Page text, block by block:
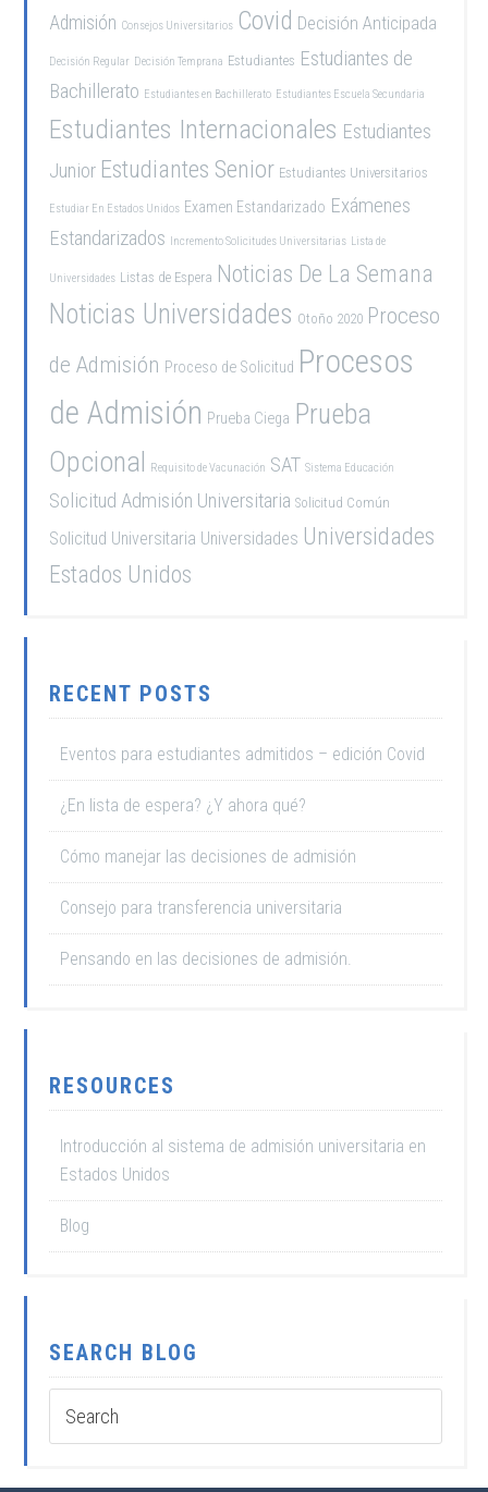
Admisión Consejos Universitarios Covid Decisión Anticipada
Decisión Regular Decisión Temprana Estudiantes Estudiantes de
Bachillerato Estudiantes en Bachillerato Estudiantes Escuela Secundaria
Estudiantes Internacionales Estudiantes
Junior Estudiantes Senior Estudiantes Universitarios
Estudiar En Estados Unidos Examen Estandarizado Exámenes
Estandarizados Incremento Solicitudes Universitarias Lista de
Universidades Listas de Espera Noticias De La Semana
Noticias Universidades Otoño 2020 Proceso
de Admisión Proceso de Solicitud Procesos
de Admisión Prueba Ciega Prueba
Opcional Requisito de Vacunación SAT Sistema Educación
Solicitud Admisión Universitaria Solicitud Común
Solicitud Universitaria Universidades Universidades
Estados Unidos
RECENT POSTS
Eventos para estudiantes admitidos – edición Covid
¿En lista de espera? ¿Y ahora qué?
Cómo manejar las decisiones de admisión
Consejo para transferencia universitaria
Pensando en las decisiones de admisión.
RESOURCES
Introducción al sistema de admisión universitaria en
Estados Unidos
Blog
SEARCH BLOG